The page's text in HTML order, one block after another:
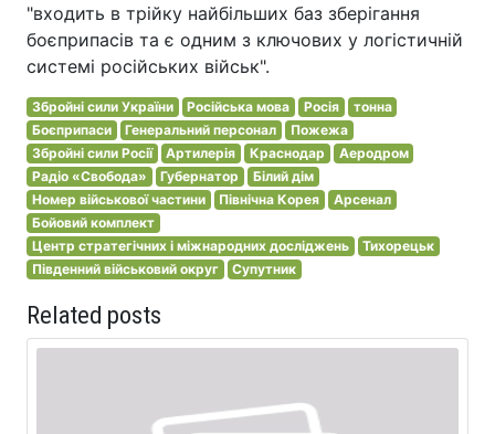
"входить в трійку найбільших баз зберігання
боєприпасів та є одним з ключових у логістичній
системі російських військ".
Збройні сили України Російська мова Росія
тонна
Боєприпаси
Генеральний персонал
Пожежа
Збройні сили Росії
Артилерія Краснодар
Аеродром
Радіо «Свобода»
Губернатор
Білий дім
Номер військової частини
Північна Корея
Арсенал
Бойовий комплект
Центр стратегічних і міжнародних досліджень
Тихорецьк
Південний військовий округ
Супутник
Related posts